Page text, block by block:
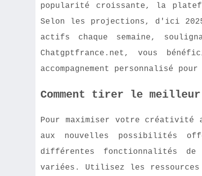
popularité croissante, la
Selon les projections, d'ici
actifs chaque semaine,
Chatgptfrance.net, vous
accompagnement personnalisé
Comment tirer le
Pour maximiser votre
aux nouvelles possibilités
différentes fonctionnalités de
variées. Utilisez les ressources